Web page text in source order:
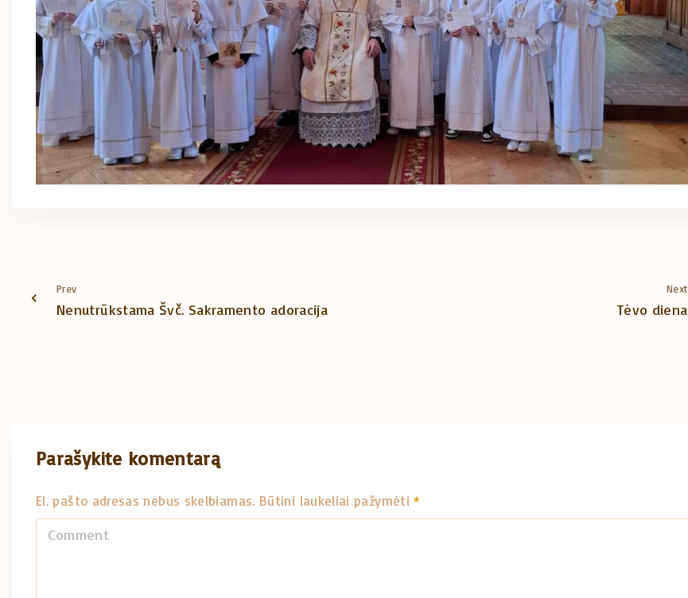
Prev
Nenutrūkstama Švč. Sakramento adoracija
Next
Tėvo diena
Parašykite komentarą
El. pašto adresas nebus skelbiamas. Būtini laukeliai pažymėti*